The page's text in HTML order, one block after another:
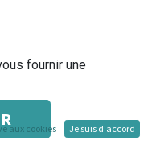
fournir une
aux cookies Je suis d'accord